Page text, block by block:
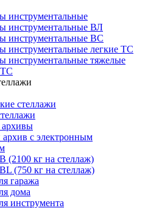
инструментальные
инструментальные ВЛ
инструментальные ВС
инструментальные легкие ТС
инструментальные тяжелые
стеллажи
с электронным
(2100 кг на стеллаж)
(750 кг на стеллаж)
гаража
дома
инструмента